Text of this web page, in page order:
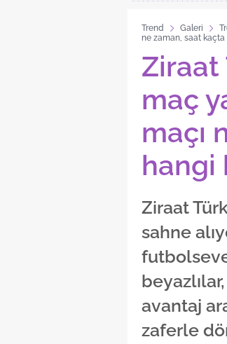
Trend Galeri
ne zaman, saat
Ziraat
maç
maçı
hangi
Ziraat
sahne
avantaj
zaferle